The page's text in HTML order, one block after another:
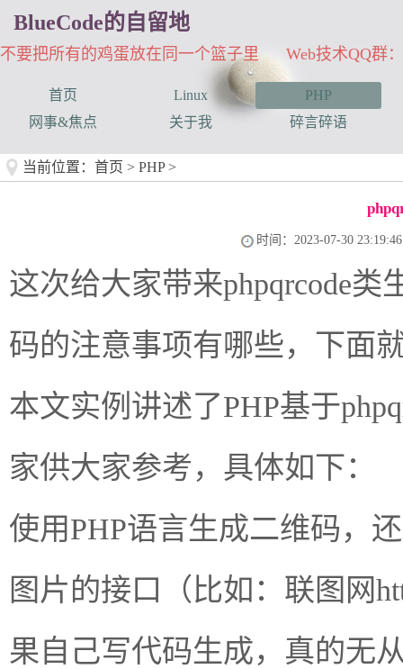
BlueCode的自留地
不要把所有的鸡蛋放在同一个篮子里 Web技术QQ群：
首页 Linux
PHP
网事&焦点
关于我 碎言碎语
当前位置： 首页 > PHP>
时间：2023-07-30 23:19:46
这次给大家带来phpqrcode类
码的注意事项有哪些，下面
本文实例讲述了PHP基于
家供大家参考，具体如下：
使用PHP语言生成二维码，
图片的接口（比如：联图网
果自己写代码生成，真的无